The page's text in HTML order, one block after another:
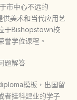
市中心不远的
美术和当代应用艺
于Bishopstown校
誉学位课程。
题解答
模板，出国留
者挂科肄业的学子